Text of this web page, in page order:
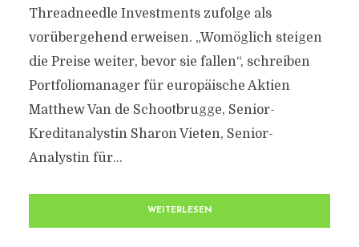
Threadneedle Investments zufolge als
vorübergehend erweisen. „Womöglich steigen
die Preise weiter, bevor sie fallen“, schreiben
Portfoliomanager für europäische Aktien
Matthew Van de Schootbrugge, Senior-
Kreditanalystin Sharon Vieten, Senior-
Analystin für...
WEITERLESEN